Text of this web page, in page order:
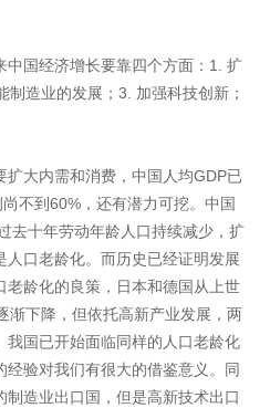
中国经济增长要靠四个方面：1. 扩
造业的发展；3. 加强科技创新；
扩大内需和消费，中国人均GDP已
不到60%，还有潜力可挖。中国
去十年劳动年龄人口持续减少，扩
口老龄化。而历史已经证明发展
龄化的良策，日本和德国从上世
渐下降，但依托高新产业发展，两
我国已开始面临同样的人口老龄化
验对我们有很大的借鉴意义。同
造业出口国，但是高新技术出口